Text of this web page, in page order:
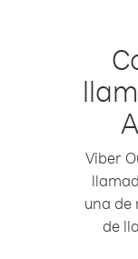
Viber
una de
de